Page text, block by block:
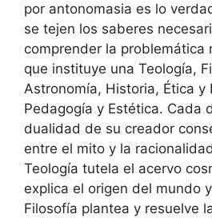
por antonomasia es lo
se tejen los saberes
comprender la problemática
que instituye una Teología,
Astronomía, Historia, Ética y
Pedagogía y Estética. Cada
dualidad de su creador
entre el mito y la
Teología tutela el acervo
explica el origen del mundo
Filosofía plantea y resuelve